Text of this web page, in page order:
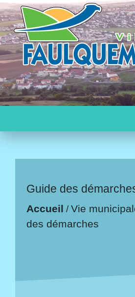
Guide des
Accueil /Vie
des démarches